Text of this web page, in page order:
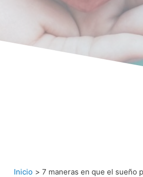
Inicio 7 maneras en que el sueño